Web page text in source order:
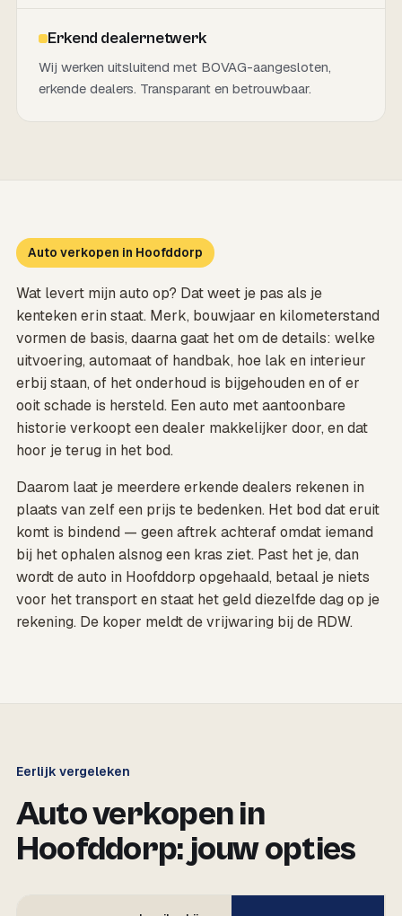
Erkend dealernetwerk
Wij werken uitsluitend met BOVAG-aangesloten,
erkende dealers. Transparant en betrouwbaar.
Auto verkopen in Hoofddorp
Wat levert mijn auto op? Dat weet je pas als je
kenteken erin staat. Merk, bouwjaar en kilometerstand
vormen de basis, daarna gaat het om de details: welke
uitvoering, automaat of handbak, hoe lak en interieur
erbij staan, of het onderhoud is bijgehouden en of er
ooit schade is hersteld. Een auto met aantoonbare
historie verkoopt een dealer makkelijker door, en dat
hoor je terug in het bod.
Daarom laat je meerdere erkende dealers rekenen in
plaats van zelf een prijs te bedenken. Het bod dat eruit
komt is bindend — geen aftrek achteraf omdat iemand
bij het ophalen alsnog een kras ziet. Past het je, dan
wordt de auto in Hoofddorp opgehaald, betaal je niets
voor het transport en staat het geld diezelfde dag op je
rekening. De koper meldt de vrijwaring bij de RDW.
Eerlijk vergeleken
Auto verkopen in
Hoofddorp: jouw opties